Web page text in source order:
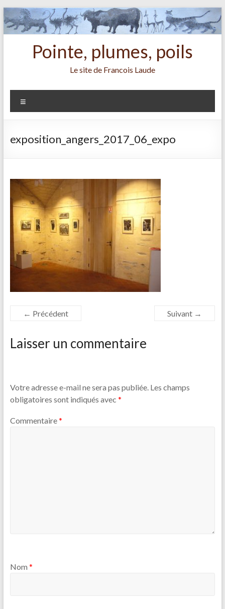
Aller
au
contenu
Pointe, plumes, poils
Le site de Francois Laude
exposition_angers_2017_06_expo
← Précédent Suivant →
Laisser un commentaire
Votre adresse e-mail ne sera pas publiée. Les champs
obligatoires sont indiqués avec *
Commentaire*
Nom *